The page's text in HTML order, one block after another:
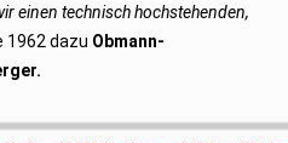
einen technisch hochstehenden,
1962 dazu Obmann-